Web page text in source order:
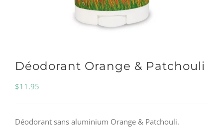
Déodorant Orange & Patchouli
$11.95
Déodorant sans aluminium Orange & Patchouli.